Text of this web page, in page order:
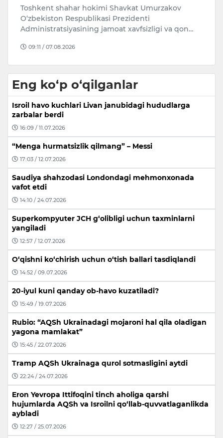
Toshkent shahar hokimi Shavkat Umurzakov
O‘zbekiston Respublikasi Prezidenti
Administratsiyasining jamoat xavfsizligi va qon…
09:11 / 07.08.2026
Eng ko‘p o‘qilganlar
Isroil havo kuchlari Livan janubidagi hududlarga
zarbalar berdi
16:09 / 11.07.2026
“Menga hurmatsizlik qilmang” – Messi
17:03 / 12.07.2026
Saudiya shahzodasi Londondagi mehmonxonada
vafot etdi
14:10 / 24.07.2026
Superkompyuter JCH g‘olibligi uchun taxminlarni
yangiladi
12:57 / 12.07.2026
O‘qishni ko‘chirish uchun o‘tish ballari tasdiqlandi
14:52 / 09.07.2026
20-iyul kuni qanday ob-havo kuzatiladi?
15:49 / 19.07.2026
Rubio: “AQSh Ukrainadagi mojaroni hal qila oladigan
yagona mamlakat”
15:45 / 22.07.2026
Tramp AQSh Ukrainaga qurol sotmasligini aytdi
22:24 / 24.07.2026
Eron Yevropa Ittifoqini tinch aholiga qarshi
hujumlarda AQSh va Isroilni qo‘llab-quvvatlaganlikda
aybladi
12:27 / 25.07.2026